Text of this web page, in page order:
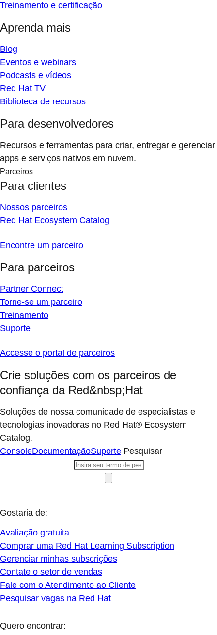
Treinamento e certificação
Aprenda mais
Blog
Eventos e webinars
Podcasts e vídeos
Red Hat TV
Biblioteca de recursos
Para desenvolvedores
Recursos e ferramentas para criar, entregar e gerenciar
apps e serviços nativos em nuvem.
Parceiros
Para clientes
Nossos parceiros
Red Hat Ecosystem Catalog
Encontre um parceiro
Para parceiros
Partner Connect
Torne-se um parceiro
Treinamento
Suporte
Accesse o portal de parceiros
Crie soluções com os parceiros de
confiança da Red&nbsp;Hat
Soluções de nossa comunidade de especialistas e
tecnologias inovadoras no Red Hat® Ecosystem
Catalog.
ConsoleDocumentaçãoSuporte Pesquisar
Gostaria de:
Avaliação gratuita
Comprar uma Red Hat Learning Subscription
Gerenciar minhas subscrições
Contate o setor de vendas
Fale com o Atendimento ao Cliente
Pesquisar vagas na Red Hat
Quero encontrar: